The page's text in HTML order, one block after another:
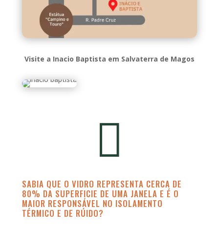
Visite a Inacio Baptista em Salvaterra de Magos

SABIA QUE O VIDRO REPRESENTA CERCA DE
80% DA SUPERFICIE DE UMA JANELA E É O
MAIOR RESPONSÁVEL NO ISOLAMENTO
TÉRMICO E DE RÚIDO?